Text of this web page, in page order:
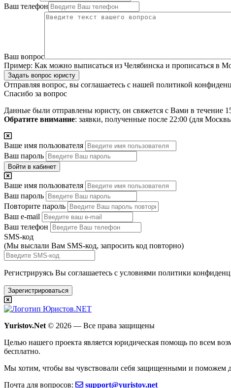
Ваш телефон
Ваш вопрос
Пример: Как можно выписаться из Челябинска и прописаться в
Задать вопрос юристу
Отправляя вопрос, вы соглашаетесь с нашей политикой
Спасибо за вопрос
Данные были отправлены юристу, он свяжется с Вами в течение
Обратите внимание: заявки, полученные после 22:00 (для
Ваше имя пользователя
Ваш пароль
Войти в кабинет
Ваше имя пользователя
Ваш пароль
Повторите пароль
Ваш e-mail
Ваш телефон
SMS-код
(Мы выслали Вам SMS-код, запросить код повторно)
Регистрируясь Вы соглашаетесь с условиями политики
Зарегистрироваться
Yuristov.Net © 2026 — Все права защищены
Целью нашего проекта является юридическая помощь по всем
бесплатно.
Мы хотим, чтобы вы чувствовали себя защищенными и поможем
Почта для вопросов:
support@yuristov.net